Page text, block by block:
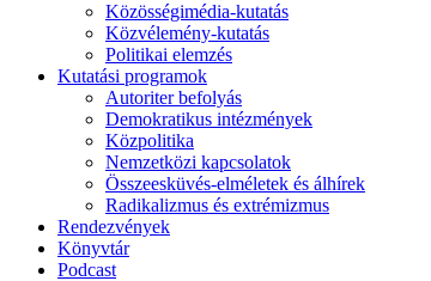
Közösségimédia-kutatás
Közvélemény-kutatás
Politikai elemzés
Kutatási programok
Autoriter befolyás
Demokratikus intézmények
Közpolitika
Nemzetközi kapcsolatok
Összeesküvés-elméletek és álhírek
Radikalizmus és extrémizmus
Rendezvények
Könyvtár
Podcast